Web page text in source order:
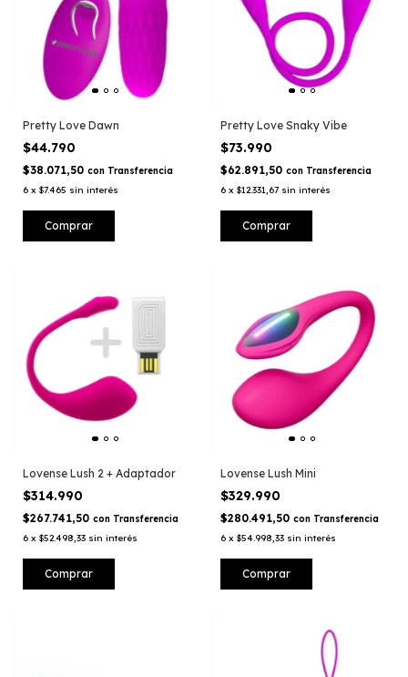
Pretty Love Dawn
$44.790
$38.071,50 con Transferencia
6 x $7.465 sin interés
Pretty Love Snaky Vibe
$73.990
$62.891,50 con Transferencia
6 x $12.331,67 sin interés
Lovense Lush 2 + Adaptador
$314.990
$267.741,50 con Transferencia
6 x $52.498,33 sin interés
Lovense Lush Mini
$329.990
$280.491,50 con Transferencia
6 x $54.998,33 sin interés